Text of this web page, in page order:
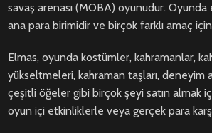
savaş arenası (MOBA) oyunudur.
ana para birimidir ve birçok farklı amaç için
Elmas, oyunda kostümler, kahramanlar,
yükseltmeleri, kahraman taşları, deneyim
çeşitli öğeler gibi birçok şeyi satın almak
oyun içi etkinliklerle veya gerçek para